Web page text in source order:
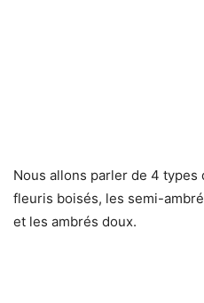
Nous allons parler de 4 types
fleuris boisés, les semi-
et les ambrés doux.